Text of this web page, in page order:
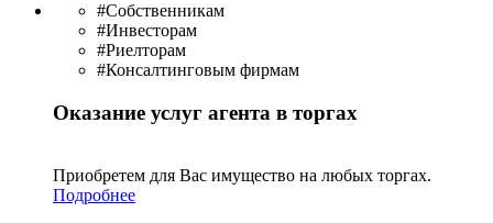
#Собственникам
#Инвесторам
#Риелторам
#Консалтинговым фирмам
Оказание услуг агента в торгах
Приобретем для Вас имущество на любых торгах.
Подробнее